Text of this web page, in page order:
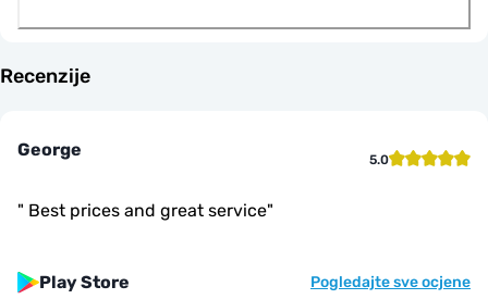
Recenzije
George 5.0
" Best prices and great service"
Play Store Pogledajte sve ocjene